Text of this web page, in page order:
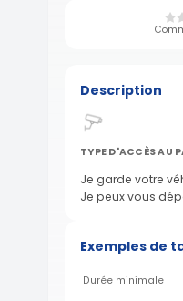
Description
TYPE D'ACCÈS AU
Je garde votre
Je peux vous
Exemples de
Durée minimale